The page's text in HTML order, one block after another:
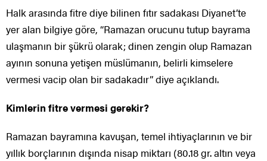
Halk arasında fitre diye bilinen fıtır sadakası Diyanet’te
yer alan bilgiye göre, “Ramazan orucunu tutup bayrama
ulaşmanın bir şükrü olarak; dinen zengin olup Ramazan
ayının sonuna yetişen müslümanın, belirli kimselere
vermesi vacip olan bir sadakadır” diye açıklandı.
Kimlerin fitre vermesi gerekir?
Ramazan bayramına kavuşan, temel ihtiyaçlarının ve bir
yıllık borçlarının dışında nisap miktarı (80.18 gr. altın veya